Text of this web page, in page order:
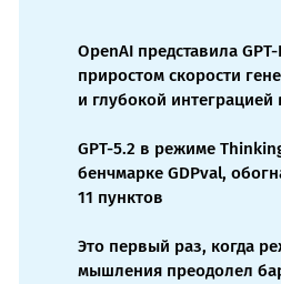
OpenAI представила
приростом скорости
и глубокой интеграцией
GPT-5.2 в режиме
бенчмарке GDPval,
11 пунктов
Это первый раз, когда
мышления преодолел